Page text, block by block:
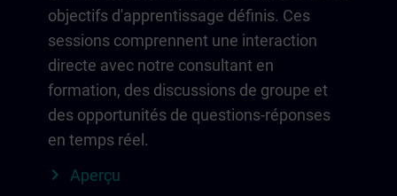
objectifs d'apprentissage définis. Ces
sessions comprennent une interaction
directe avec notre consultant en
formation, des discussions de groupe et
des opportunités de questions-réponses
en temps réel.
Aperçu